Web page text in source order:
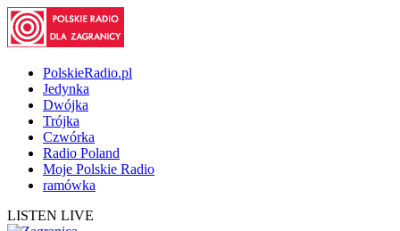
PolskieRadio.pl
Jedynka
Dwójka
Trójka
Czwórka
Radio Poland
Moje Polskie Radio
ramówka
LISTEN LIVE